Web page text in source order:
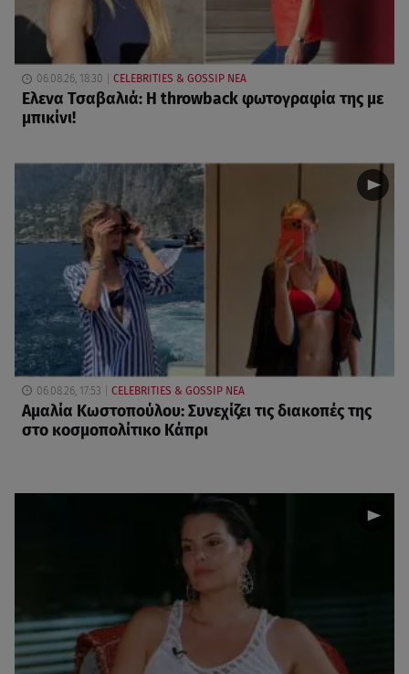
06.08.26, 18:30 CELEBRITIES & GOSSIP ΝΕΑ
Ελενα Τσαβαλιά: Η throwback φωτογραφία της με
μπικίνι!
06.08.26, 17:53 CELEBRITIES & GOSSIP ΝΕΑ
Αμαλία Κωστοπούλου: Συνεχίζει τις διακοπές της
στο κοσμοπολίτικο Κάπρι